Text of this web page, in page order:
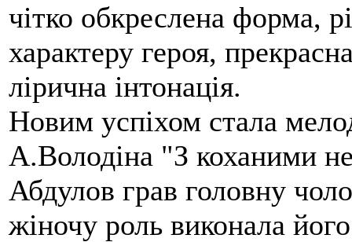
чітко обкреслена форма,
характеру героя,
лірична інтонація.
Новим успіхом стала
А.Володіна "З коханими
Абдулов грав головну
жіночу роль виконала